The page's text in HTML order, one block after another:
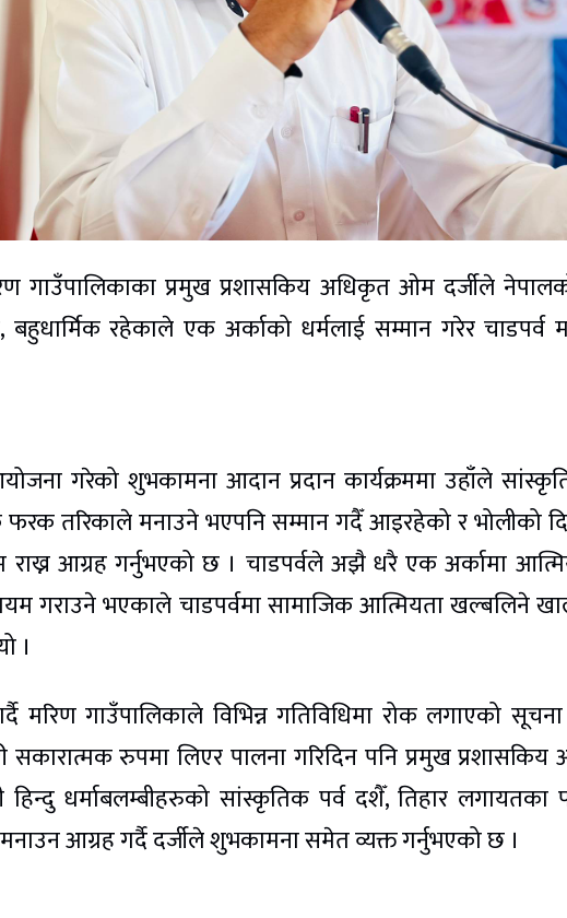
गाउँपालिकाका प्रमुख प्रशासकिय अधिकृत ओम दर्जीले
रहेकाले एक अर्काको धर्मलाई सम्मान गरेर
गरेको शुभकामना आदान प्रदान कार्यक्रममा उहाँले
तरिकाले मनाउने भएपनि सम्मान गदैँ आइरहेको र भोलीको
आग्रह गर्नुभएको छ । चाडपर्वले अझै धरै एक अर्कामा
गराउने भएकाले चाडपर्वमा सामाजिक आत्मियता खल्बलिने
।
मरिण गाउँपालिकाले विभिन्न गतिविधिमा रोक लगाएको
सकारात्मक रुपमा लिएर पालना गरिदिन पनि प्रमुख प्रशासकिय
हिन्दु धर्माबलम्बीहरुको सांस्कृतिक पर्व दशैँ, तिहार लगायतका
आग्रह गर्दै दर्जीले शुभकामना समेत व्यक्त गर्नुभएको छ ।